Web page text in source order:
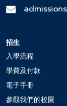
招生
入學流程
學費及付款
電子手冊
參觀我們的校園